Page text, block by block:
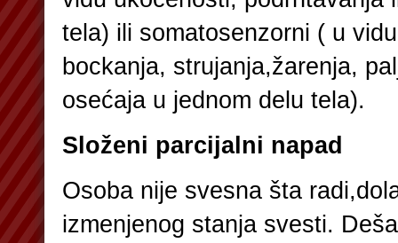
tela) ili somatosenzorni ( u
bockanja, strujanja,žarenja,
osećaja u jednom delu tela).
Složeni parcijalni napad
Osoba nije svesna šta
izmenjenog stanja svesti.